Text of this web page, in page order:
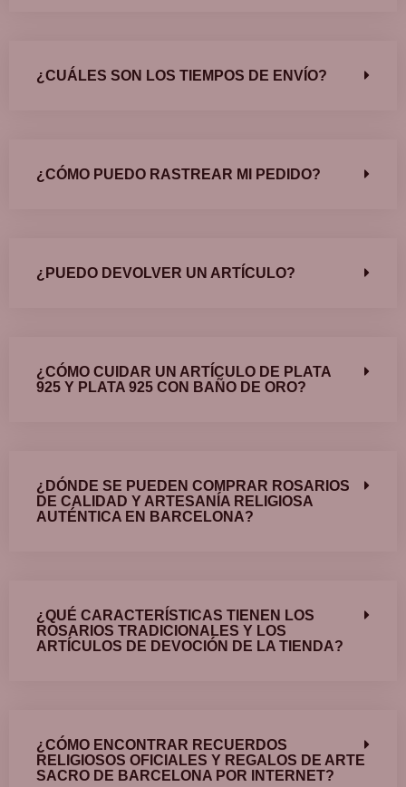
¿CUÁLES SON LOS TIEMPOS DE ENVÍO?
¿CÓMO PUEDO RASTREAR MI PEDIDO?
¿PUEDO DEVOLVER UN ARTÍCULO?
¿CÓMO CUIDAR UN ARTÍCULO DE PLATA
925 Y PLATA 925 CON BAÑO DE ORO?
¿DÓNDE SE PUEDEN COMPRAR ROSARIOS
DE CALIDAD Y ARTESANÍA RELIGIOSA
AUTÉNTICA EN BARCELONA?
¿QUÉ CARACTERÍSTICAS TIENEN LOS
ROSARIOS TRADICIONALES Y LOS
ARTÍCULOS DE DEVOCIÓN DE LA TIENDA?
¿CÓMO ENCONTRAR RECUERDOS
RELIGIOSOS OFICIALES Y REGALOS DE ARTE
SACRO DE BARCELONA POR INTERNET?